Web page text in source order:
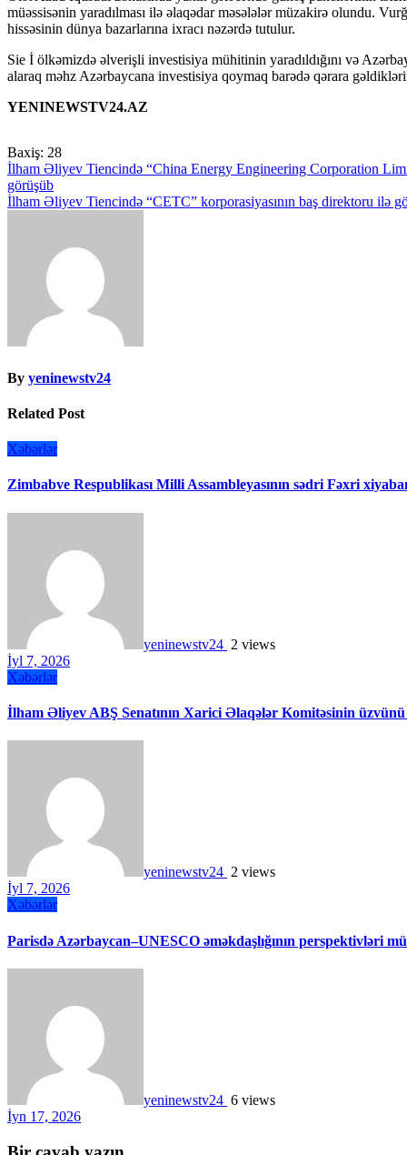
müəssisənin yaradılması ilə əlaqədar məsələlər müzakirə olundu.
hissəsinin dünya bazarlarına ixracı nəzərdə tutulur.
Sie İ ölkəmizdə əlverişli investisiya mühitinin yaradıldığını və
alaraq məhz Azərbaycana investisiya qoymaq barədə qərara
YENINEWSTV24.AZ
Baxiş: 28
Yazı
naviqasiyası
İlham Əliyev Tiencində “China Energy Engineering Corporation
görüşüb
İlham Əliyev Tiencində “CETC” korporasiyasının baş direktoru ilə
By yeninewstv24
Related Post
Xəbərlər
Zimbabve Respublikası Milli Assambleyasının sədri Fəxri
yeninewstv24 2 views
İyl 7, 2026
Xəbərlər
İlham Əliyev ABŞ Senatının Xarici Əlaqələr Komitəsinin
yeninewstv24 2 views
İyl 7, 2026
Xəbərlər
Parisdə Azərbaycan–UNESCO əməkdaşlığının perspektivləri
yeninewstv24 6 views
İyn 17, 2026